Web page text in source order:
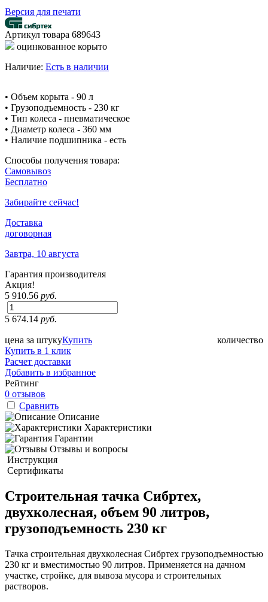
Версия для печати
Артикул товара 689643
оцинкованное корыто
Наличие: Есть в наличии
• Объем корыта - 90 л
• Грузоподъемность - 230 кг
• Тип колеса - пневматическое
• Диаметр колеса - 360 мм
• Наличие подшипника - есть
Способы получения товара:
Самовывоз
Бесплатно
Забирайте сейчас!
Доставка
договорная
Завтра, 10 августа
Гарантия производителя
Акция!
5 910.56 руб.
5 674.14 руб.
цена за штуку количество
Купить
Купить в 1 клик
Расчет доставки
Добавить в избранное
Рейтинг
0 отзывов
Сравнить
Описание
Характеристики
Гарантии
Отзывы и вопросы
Инструкция
Сертификаты
Строительная тачка Сибртех,
двухколесная, объем 90 литров,
грузоподъемность 230 кг
Тачка строительная двухколесная Сибртех грузоподъемностью
230 кг и вместимостью 90 литров. Применяется на дачном
участке, стройке, для вывоза мусора и строительных
растворов.